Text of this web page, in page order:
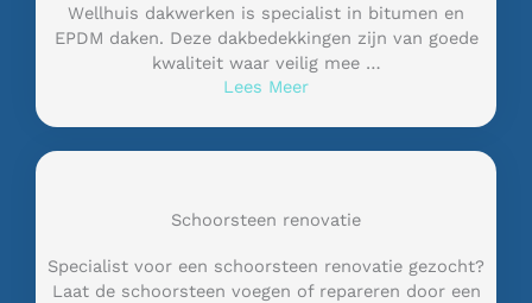
Wellhuis dakwerken is specialist in bitumen en
EPDM daken. Deze dakbedekkingen zijn van goede
kwaliteit waar veilig mee …
Lees Meer
Schoorsteen renovatie
Specialist voor een schoorsteen renovatie gezocht?
Laat de schoorsteen voegen of repareren door een